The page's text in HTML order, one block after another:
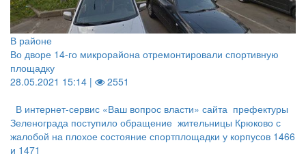
В районе
Во дворе 14-го микрорайона отремонтировали спортивную
площадку
28.05.2021 15:14 |
2551
В интернет-сервис «Ваш вопрос власти» сайта префектуры
Зеленограда поступило обращение жительницы Крюково с
жалобой на плохое состояние спортплощадки у корпусов 1466
и 1471